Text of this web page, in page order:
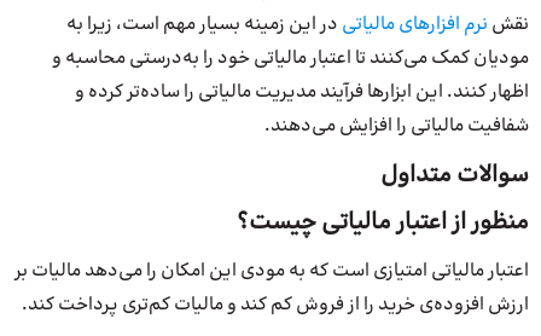
نقش نرم افزارهای مالیاتی در این زمینه بسیار مهم است، زیرا به
مودیان کمک می‌کنند تا اعتبار مالیاتی خود را به‌درستی محاسبه و
اظهار کنند. این ابزارها فرآیند مدیریت مالیاتی را ساده‌تر کرده و
شفافیت مالیاتی را افزایش می‌دهند.
سوالات متداول
منظور از اعتبار مالیاتی چیست؟
اعتبار مالیاتی امتیازی است که به مودی این امکان را می‌دهد مالیات بر
ارزش افزوده‌ی خرید را از فروش کم کند و مالیات کم‌تری پرداخت کند.